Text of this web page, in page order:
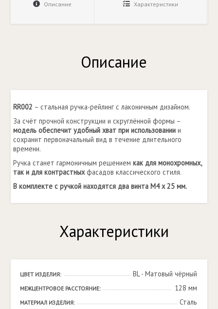
Описание Характеристики
Описание
RR002 – стальная ручка-рейлинг с лаконичным дизайном.
За счёт прочной конструкции и скруглённой формы –
модель обеспечит удобный хват при использовании и
сохранит первоначальный вид в течение длительного
времени.
Ручка станет гармоничным решениемкак для монохромных,
так и для контрастныхфасадов классического стиля.
В комплекте с ручкой находятся два винта M4 x 25 мм.
Характеристики
ЦВЕТ ИЗДЕЛИЯ: BL - Матовый чёрный
МЕЖЦЕНТРОВОЕ РАССТОЯНИЕ: 128 мм
МАТЕРИАЛ ИЗДЕЛИЯ: Сталь